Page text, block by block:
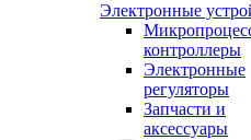
Электронные
контроллеры
Электронные
регуляторы
Запчасти и
аксессуары